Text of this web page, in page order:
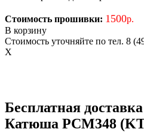
Стоимость прошивки: 1500р.
В корзину
Стоимость уточняйте по тел. 8
X
Бесплатная
Катюша PCM348